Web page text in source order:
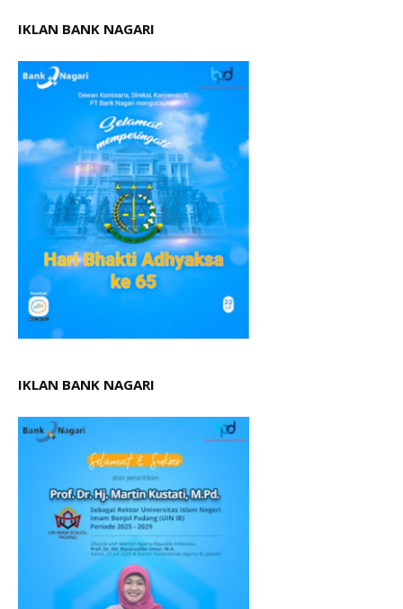
IKLAN BANK NAGARI
IKLAN BANK NAGARI